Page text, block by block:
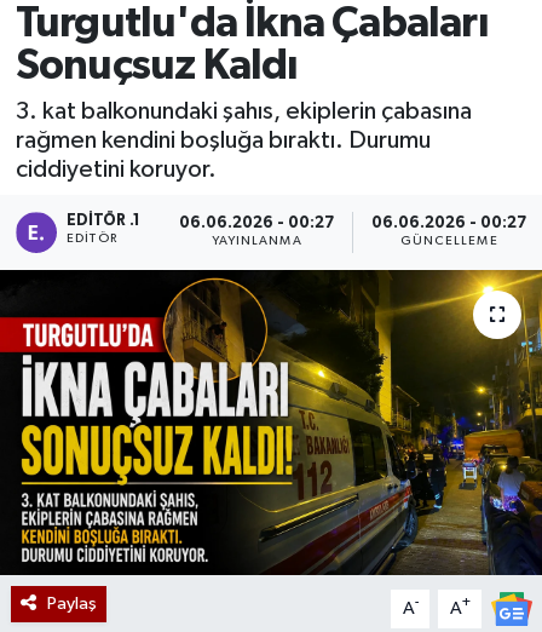
Turgutlu'da İkna Çabaları
Sonuçsuz Kaldı
3. kat balkonundaki şahıs, ekiplerin çabasına
rağmen kendini boşluğa bıraktı. Durumu
ciddiyetini koruyor.
EDITÖR .1
EDITÖR
06.06.2026 - 00:27
YAYINLANMA
06.06.2026 - 00:27
GÜNCELLEME
Paylaş A- A+
Manisa Haber
Manisaspor
Sağlık
Siyaset
Yaşam
Gizlilik Sözleşmesi
İletişim
Haber Arşivi